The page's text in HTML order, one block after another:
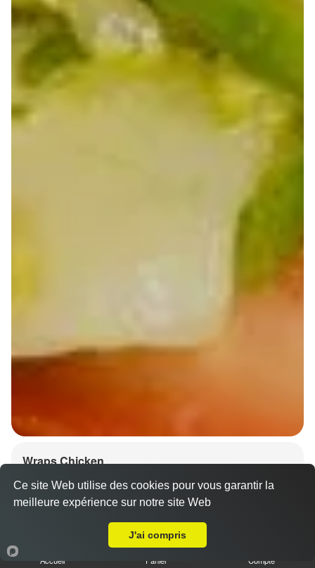
Wraps Chicken
8.50 €
Accueil Panier Compte
Ce site Web utilise des cookies pour vous garantir la
meilleure expérience sur notre site Web
J'ai compris